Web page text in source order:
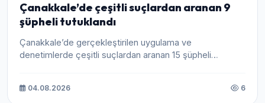
Çanakkale’de çeşitli suçlardan aranan 9
şüpheli tutuklandı
Çanakkale’de gerçekleştirilen uygulama ve
denetimlerde çeşitli suçlardan aranan 15 şüpheli
04.08.2026 6